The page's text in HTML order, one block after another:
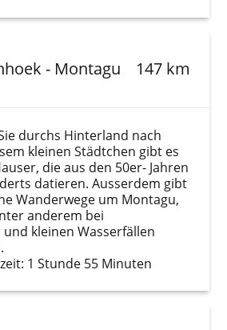
- Montagu 147 km
durchs Hinterland nach
kleinen Städtchen gibt es
die aus den 50er- Jahren
datieren. Ausserdem gibt
Wanderwege um Montagu,
anderem bei
kleinen Wasserfällen
1 Stunde 55 Minuten